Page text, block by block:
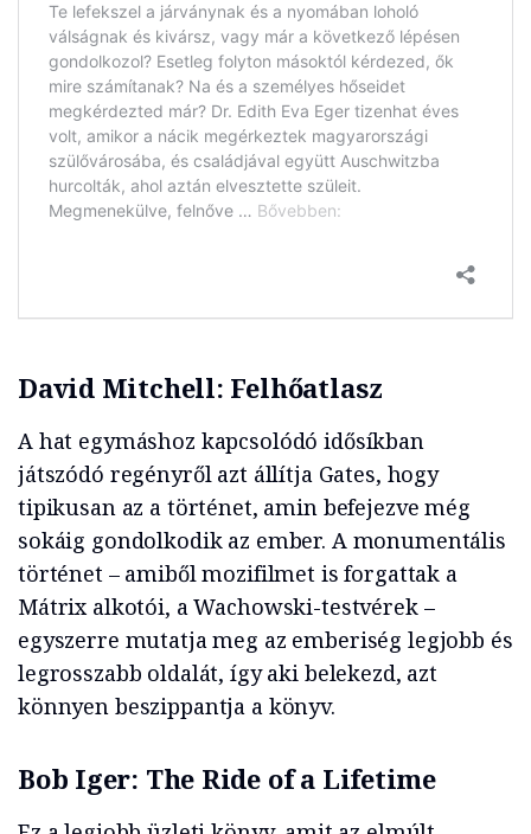
David Mitchell: Felhőatlasz
A hat egymáshoz kapcsolódó idősíkban
játszódó regényről azt állítja Gates, hogy
tipikusan az a történet, amin befejezve még
sokáig gondolkodik az ember. A monumentális
történet – amiből mozifilmet is forgattak a
Mátrix alkotói, a Wachowski-testvérek –
egyszerre mutatja meg az emberiség legjobb és
legrosszabb oldalát, így aki belekezd, azt
könnyen beszippantja a könyv.
Bob Iger: The Ride of a Lifetime